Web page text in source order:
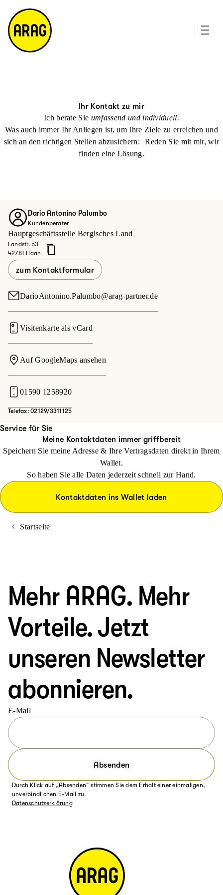
m
a
p
Ihr Kontakt zu mir
Ich berate Sie umfassend und individuell.
Was auch immer Ihr Anliegen ist, um Ihre Ziele zu erreichen und
sich an den richtigen Stellen abzusichern: Reden Sie mit mir, wir
finden eine Lösung.
Dario Antonino Palumbo
Kundenberater
Hauptgeschäftsstelle Bergisches Land
Landstr. 53
42781 Haan
zum Kontaktformular
DarioAntonino.Palumbo@arag-partner.de
Visitenkarte als vCard
Auf GoogleMaps ansehen
01590 1258920
Telefax: 02129/3311125
Service für Sie
Meine Kontaktdaten immer griffbereit
Speichern Sie meine Adresse & Ihre Vertragsdaten direkt in Ihrem
Wallet.
So haben Sie alle Daten jederzeit schnell zur Hand.
Kontaktdaten ins Wallet laden
Startseite
Mehr ARAG. Mehr
Vorteile. Jetzt
unseren Newsletter
abonnieren.
E-Mail
Absenden
Durch Klick auf „Absenden“ stimmen Sie dem Erhalt einer einmaligen,
unverbindlichen E-Mail zu.
Datenschutzerklärung